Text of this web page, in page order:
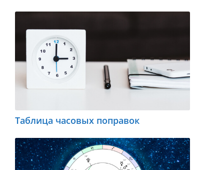
Таблица часовых поправок